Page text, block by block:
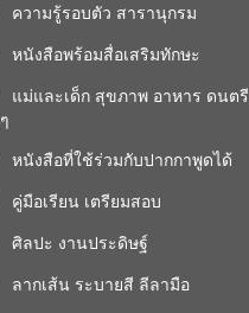
ความรู้รอบตัว สารานุกรม
หนังสือพร้อมสื่อเสริมทักษะ
แม่และเด็ก สุขภาพ อาหาร ดนตรี
หนังสือที่ใช้ร่วมกับปากกาพูดได้
คู่มือเรียน เตรียมสอบ
ศิลปะ งานประดิษฐ์
ลากเส้น ระบายสี ลีลามือ